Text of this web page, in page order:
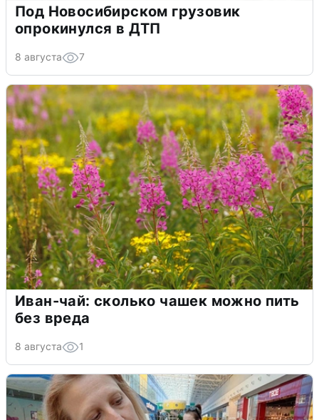
Под Новосибирском грузовик
опрокинулся в ДТП
8 августа 7
Иван-чай: сколько чашек можно пить
без вреда
8 августа 1